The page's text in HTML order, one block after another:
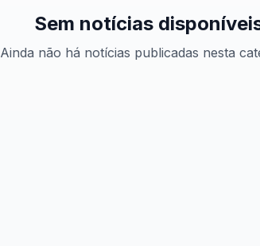
Sem notícias
Ainda não há notícias publicadas nesta